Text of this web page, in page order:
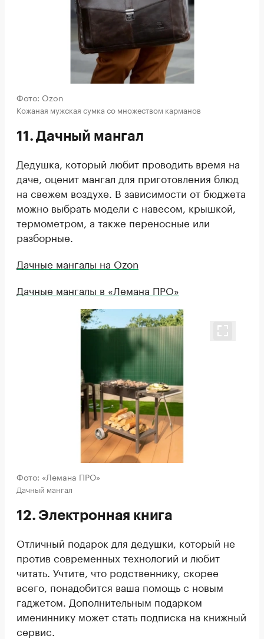
Фото: Ozon
Кожаная мужская сумка со множеством карманов
11. Дачный мангал
Дедушка, который любит проводить время на
даче, оценит мангал для приготовления блюд
на свежем воздухе. В зависимости от бюджета
можно выбрать модели с навесом, крышкой,
термометром, а также переносные или
разборные.
Дачные мангалы на Ozon
Дачные мангалы в «Лемана ПРО»
Фото: «Лемана ПРО»
Дачный мангал
12. Электронная книга
Отличный подарок для дедушки, который не
против современных технологий и любит
читать. Учтите, что родственнику, скорее
всего, понадобится ваша помощь с новым
гаджетом. Дополнительным подарком
имениннику может стать подписка на книжный
сервис.